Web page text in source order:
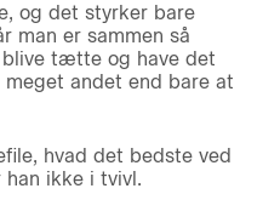
og det styrker bare
man er sammen så
tætte og have det
meget andet end bare at
hvad det bedste ved
ikke i tvivl.